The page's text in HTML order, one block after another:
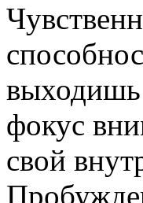
выходишь
фокус
свой